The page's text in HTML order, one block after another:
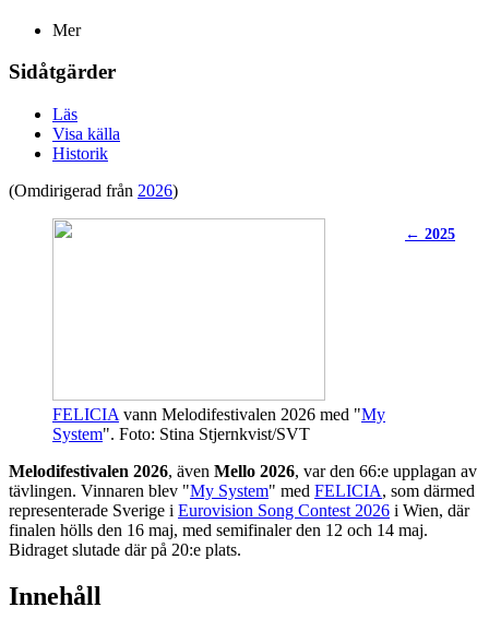
Mer
Sidåtgärder
Läs
Visa källa
Historik
(Omdirigerad från 2026)
← 2025
FELICIA vann Melodifestivalen 2026 med "My
System". Foto: Stina Stjernkvist/SVT
Melodifestivalen 2026, även Mello 2026, var den 66:e upplagan av
tävlingen. Vinnaren blev "My System" med FELICIA, som därmed
representerade Sverige i Eurovision Song Contest 2026 i Wien, där
finalen hölls den 16 maj, med semifinaler den 12 och 14 maj.
Bidraget slutade där på 20:e plats.
Innehåll